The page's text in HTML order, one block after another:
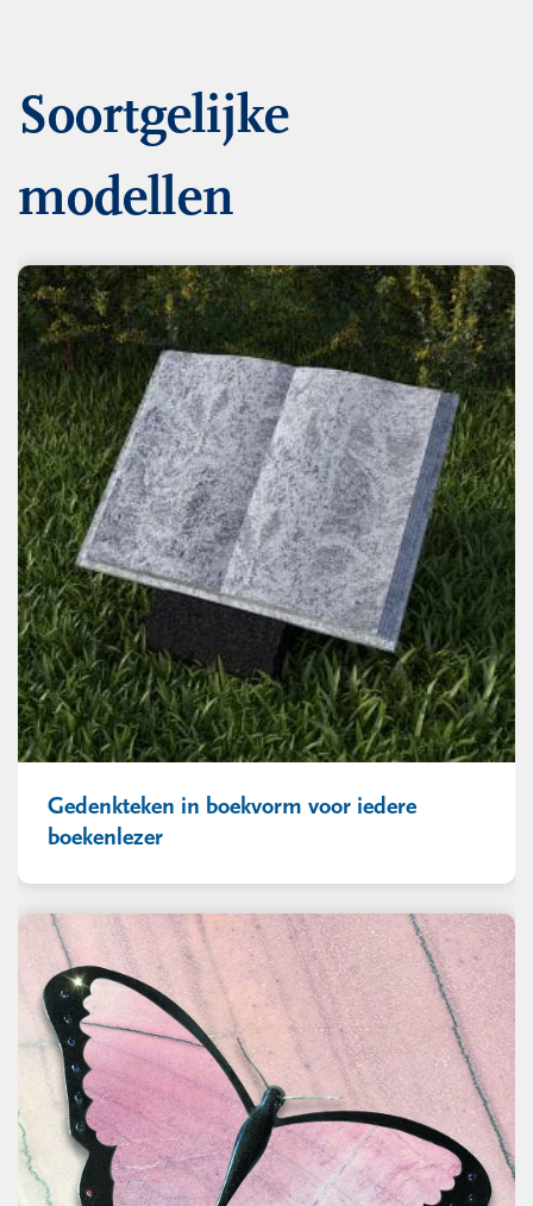
Soortgelijke
modellen
Gedenkteken in boekvorm voor iedere
boekenlezer